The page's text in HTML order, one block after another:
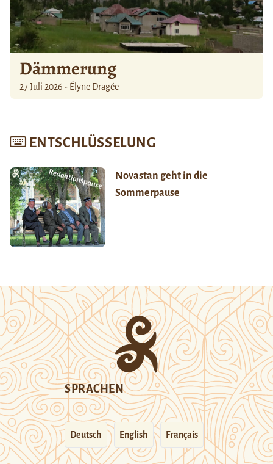
Dämmerung
27 Juli 2026 - Élyne Dragée
ENTSCHLÜSSELUNG
Novastan geht in die
Sommerpause
SPRACHEN
Deutsch English Français